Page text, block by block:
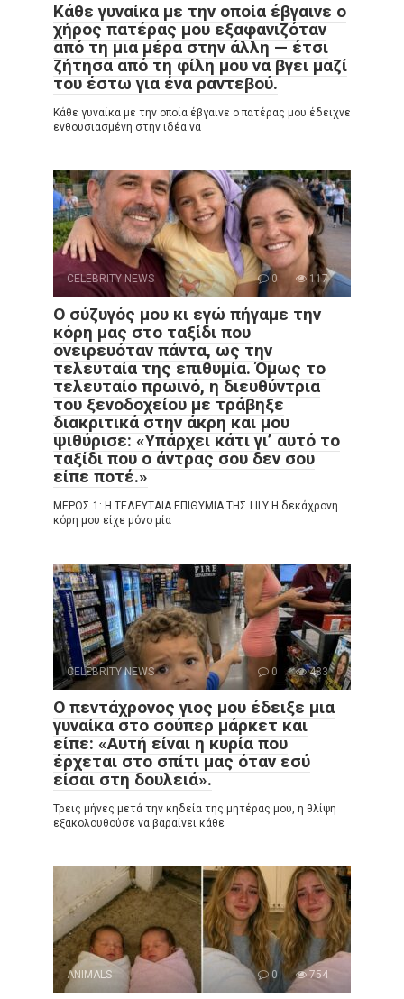
Κάθε γυναίκα με την οποία έβγαινε ο
χήρος πατέρας μου εξαφανιζόταν
από τη μια μέρα στην άλλη — έτσι
ζήτησα από τη φίλη μου να βγει μαζί
του έστω για ένα ραντεβού.
Κάθε γυναίκα με την οποία έβγαινε ο πατέρας μου έδειχνε
ενθουσιασμένη στην ιδέα να
CELEBRITY NEWS 0 117
Ο σύζυγός μου κι εγώ πήγαμε την
κόρη μας στο ταξίδι που
ονειρευόταν πάντα, ως την
τελευταία της επιθυμία. Όμως το
τελευταίο πρωινό, η διευθύντρια
του ξενοδοχείου με τράβηξε
διακριτικά στην άκρη και μου
ψιθύρισε: «Υπάρχει κάτι γι’ αυτό το
ταξίδι που ο άντρας σου δεν σου
είπε ποτέ.»
ΜΕΡΟΣ 1: Η ΤΕΛΕΥΤΑΙΑ ΕΠΙΘΥΜΙΑ ΤΗΣ LILY Η δεκάχρονη
κόρη μου είχε μόνο μία
CELEBRITY NEWS 0 483
Ο πεντάχρονος γιος μου έδειξε μια
γυναίκα στο σούπερ μάρκετ και
είπε: «Αυτή είναι η κυρία που
έρχεται στο σπίτι μας όταν εσύ
είσαι στη δουλειά».
Τρεις μήνες μετά την κηδεία της μητέρας μου, η θλίψη
εξακολουθούσε να βαραίνει κάθε
ANIMALS 0 754